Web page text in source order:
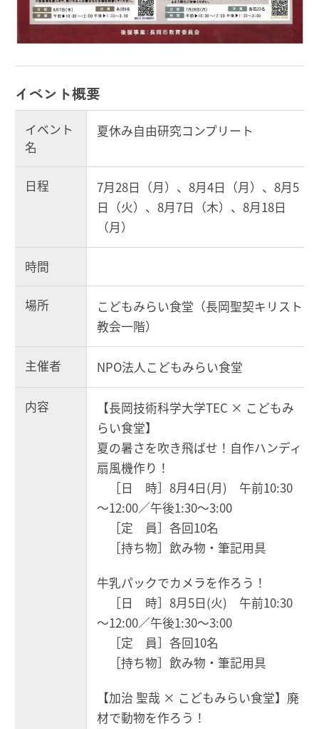
イベント概要
イベント
名
夏休み自由研究コンプリート
日程
7月28日（月）、8月4日（月）、8月5
日（火）、8月7日（木）、8月18日
（月）
時間
場所
こどもみらい食堂（長岡聖契キリスト
教会一階）
主催者 NPO法人こどもみらい食堂
内容
【長岡技術科学大学TEC × こどもみ
らい食堂】
夏の暑さを吹き飛ばせ！自作ハンディ
扇風機作り！
［日 時］8月4日(月) 午前10:30
～12:00／午後1:30～3:00
［定 員］各回10名
［持ち物］飲み物・筆記用具
牛乳パックでカメラを作ろう！
［日 時］8月5日(火) 午前10:30
～12:00／午後1:30～3:00
［定 員］各回10名
［持ち物］飲み物・筆記用具
【加治 聖哉 × こどもみらい食堂】廃
材で動物を作ろう！